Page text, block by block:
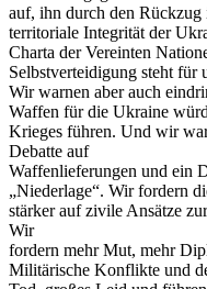
auf, ihn durch den Rückzug
territoriale Integrität der
Charta der Vereinten
Selbstverteidigung steht für
Wir warnen aber auch
Waffen für die Ukraine
Krieges führen. Und wir
Debatte auf
Waffenlieferungen und ein
„Niederlage“. Wir fordern
stärker auf zivile Ansätze
Wir
fordern mehr Mut, mehr
Militärische Konflikte und